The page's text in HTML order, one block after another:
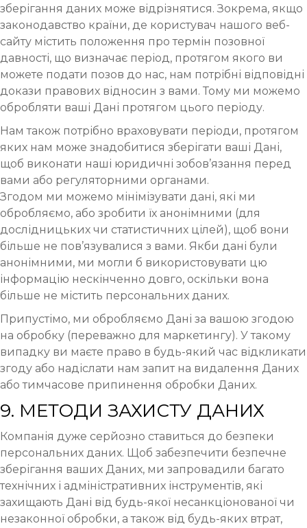
зберігання даних може відрізнятися. Зокрема, якщо
законодавство країни, де користувач нашого веб-
сайту містить положення про термін позовної
давності, що визначає період, протягом якого ви
можете подати позов до нас, нам потрібні відповідні
докази правових відносин з вами. Тому ми можемо
обробляти ваші Дані протягом цього періоду.
Нам також потрібно враховувати періоди, протягом
яких нам може знадобитися зберігати ваші Дані,
щоб виконати наші юридичні зобов’язання перед
вами або регуляторними органами.
Згодом ми можемо мінімізувати дані, які ми
обробляємо, або зробити їх анонімними (для
дослідницьких чи статистичних цілей), щоб вони
більше не пов’язувалися з вами. Якби дані були
анонімними, ми могли б використовувати цю
інформацію нескінченно довго, оскільки вона
більше не містить персональних даних.
Припустімо, ми обробляємо Дані за вашою згодою
на обробку (переважно для маркетингу). У такому
випадку ви маєте право в будь-який час відкликати
згоду або надіслати нам запит на видалення Даних
або тимчасове припинення обробки Даних.
9. МЕТОДИ ЗАХИСТУ ДАНИХ
Компанія дуже серйозно ставиться до безпеки
персональних даних. Щоб забезпечити безпечне
зберігання ваших Даних, ми запровадили багато
технічних і адміністративних інструментів, які
захищають Дані від будь-якої несанкціонованої чи
незаконної обробки, а також від будь-яких втрат,